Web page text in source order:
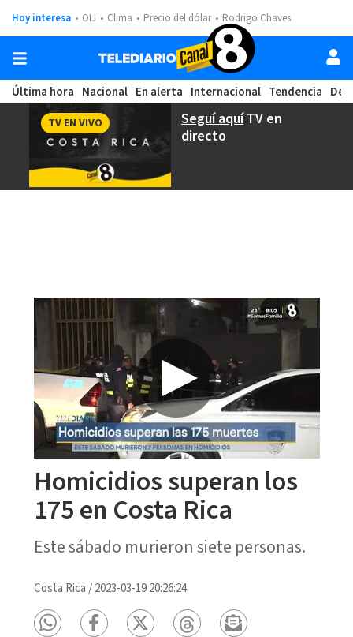
Hoy interesa OIJ Clima Precio del dólar Rodrigo Chaves
Última hora Nacional En alerta Internacional Tendencia
Seguí aquíTV en
directo
TV EN VIVO
Homicidios superan los
175 en Costa Rica
Este sábado murieron siete personas.
Costa Rica /2023-03-19 20:26:24